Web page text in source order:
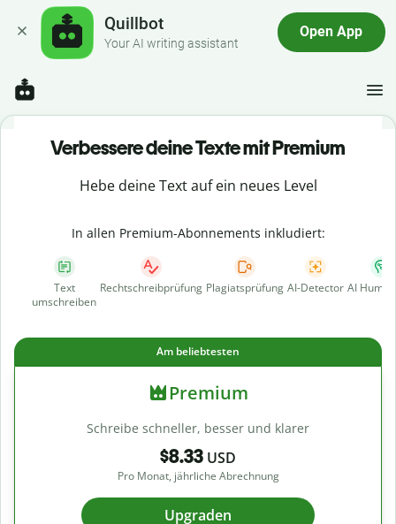
Quillbot
Your AI writing assistant
Open App
Verbessere deine Texte mit Premium
Hebe deine Text auf ein neues Level
In allen Premium-Abonnements inkludiert:
Text
umschreiben
Rechtschreibprüfung Plagiatsprüfung AI-Detector AI
Am beliebtesten
Premium
Schreibe schneller, besser und klarer
$8.33 USD
Pro Monat, jährliche Abrechnung
Upgraden